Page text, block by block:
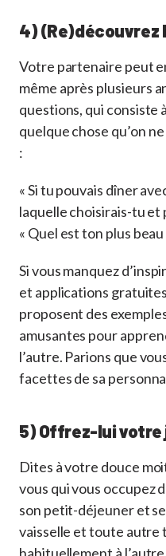
4) (Re)découvrez
Votre partenaire peut
même après plusieurs
questions, qui consiste
quelque chose qu’on
:
« Si tu pouvais dîner
laquelle choisirais-tu et
« Quel est ton plus
Si vous manquez
et applications
proposent des
amusantes pour
l’autre. Parions que
facettes de sa
5) Offrez-lui votre
Dites à votre douce
vous qui vous occupez
son petit-déjeuner et
vaisselle et toute autre